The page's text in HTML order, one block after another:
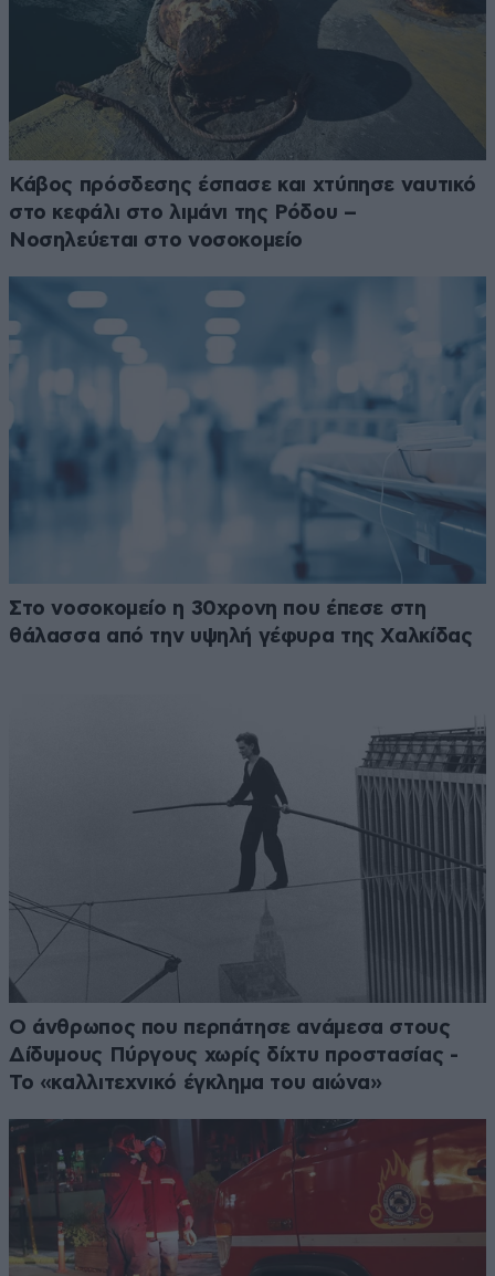
Κάβος πρόσδεσης έσπασε και χτύπησε ναυτικό
στο κεφάλι στο λιμάνι της Ρόδου –
Νοσηλεύεται στο νοσοκομείο
Στο νοσοκομείο η 30χρονη που έπεσε στη
θάλασσα από την υψηλή γέφυρα της Χαλκίδας
Ο άνθρωπος που περπάτησε ανάμεσα στους
Δίδυμους Πύργους χωρίς δίχτυ προστασίας -
Το «καλλιτεχνικό έγκλημα του αιώνα»